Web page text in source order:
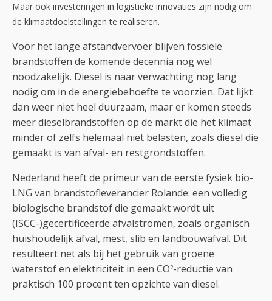
Maar ook investeringen in logistieke innovaties zijn nodig om
de klimaatdoelstellingen te realiseren.
Voor het lange afstandvervoer blijven fossiele
brandstoffen de komende decennia nog wel
noodzakelijk. Diesel is naar verwachting nog lang
nodig om in de energiebehoefte te voorzien. Dat lijkt
dan weer niet heel duurzaam, maar er komen steeds
meer dieselbrandstoffen op de markt die het klimaat
minder of zelfs helemaal niet belasten, zoals diesel die
gemaakt is van afval- en restgrondstoffen.
Nederland heeft de primeur van de eerste fysiek bio-
LNG van brandstofleverancier Rolande: een volledig
biologische brandstof die gemaakt wordt uit
(ISCC-)gecertificeerde afvalstromen, zoals organisch
huishoudelijk afval, mest, slib en landbouwafval. Dit
resulteert net als bij het gebruik van groene
waterstof en elektriciteit in een CO2-reductie van
praktisch 100 procent ten opzichte van diesel.